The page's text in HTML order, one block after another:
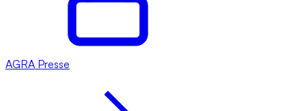
AGRA Presse